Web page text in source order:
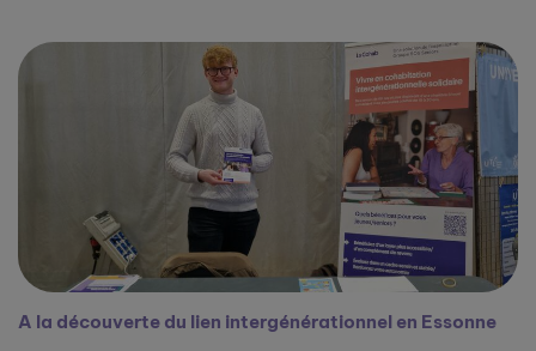
A la découverte du lien intergénérationnel en Essonne